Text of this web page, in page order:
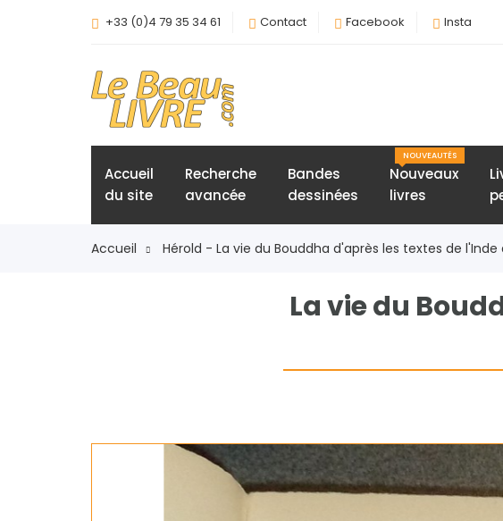
+33 (0)4 79 35 34 61 Contact Facebook Insta
Accueil
du site
Recherche
avancée
Bandes
dessinées
Nouveaux
livres
NOUVEAUTÉS
Accueil Hérold - La vie du Bouddha d'après les textes de
La vie du